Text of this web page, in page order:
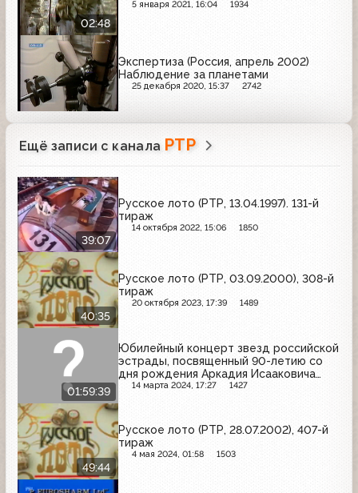
02:48
5 января 2021, 16:04 1934
Экспертиза (Россия, апрель 2002)
Наблюдение за планетами
25 декабря 2020, 15:37 2742
Ещё записи с канала РТР
39:07
Русское лото (РТР, 13.04.1997). 131-й
тираж
14 октября 2022, 15:06 1850
40:35
Русское лото (РТР, 03.09.2000), 308-й
тираж
20 октября 2023, 17:39 1489
01:59:39
Юбилейный концерт звезд российской
эстрады, посвященный 90-летию со
дня рождения Аркадия Исааковича
Райкина (Россия, 20.09.2002)
14 марта 2024, 17:27 1427
49:44
Русское лото (РТР, 28.07.2002), 407-й
тираж
4 мая 2024, 01:58 1503